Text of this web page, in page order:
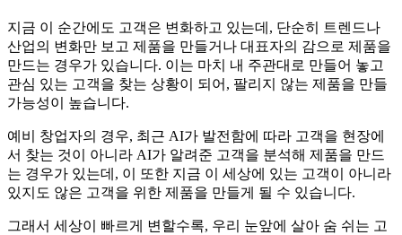
지금 이 순간에도 고객은 변화하고 있는데, 단순히 트렌드나
산업의 변화만 보고 제품을 만들거나 대표자의 감으로 제품을
만드는 경우가 있습니다. 이는 마치 내 주관대로 만들어 놓고
관심 있는 고객을 찾는 상황이 되어, 팔리지 않는 제품을 만들
가능성이 높습니다.
예비 창업자의 경우, 최근 AI가 발전함에 따라 고객을 현장에
서 찾는 것이 아니라 AI가 알려준 고객을 분석해 제품을 만드
는 경우가 있는데, 이 또한 지금 이 세상에 있는 고객이 아니라
있지도 않은 고객을 위한 제품을 만들게 될 수 있습니다.
그래서 세상이 빠르게 변할수록, 우리 눈앞에 살아 숨 쉬는 고